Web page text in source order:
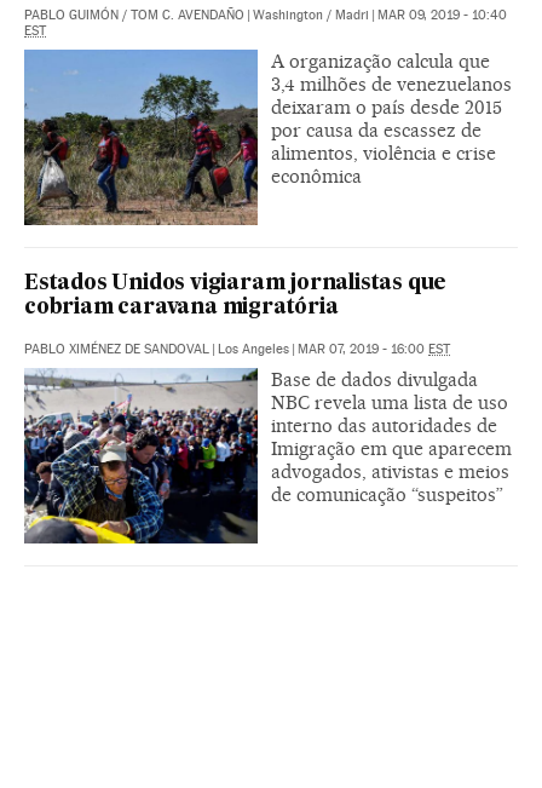
PABLO GUIMÓN / TOM C. AVENDAÑO | Washington / Madri | MAR 09, 2019 - 10:40
EST
A organização calcula que
3,4 milhões de venezuelanos
deixaram o país desde 2015
por causa da escassez de
alimentos, violência e crise
econômica
Estados Unidos vigiaram jornalistas que
cobriam caravana migratória
PABLO XIMÉNEZ DE SANDOVAL | Los Angeles | MAR 07, 2019 - 16:00 EST
Base de dados divulgada
NBC revela uma lista de uso
interno das autoridades de
Imigração em que aparecem
advogados, ativistas e meios
de comunicação “suspeitos”